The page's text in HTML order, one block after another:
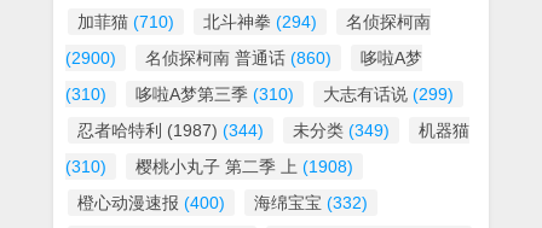
加菲猫 (710) 北斗神拳 (294)
名侦探柯南
(2900)
名侦探柯南 普通话 (860)
哆啦A梦
(310)
哆啦A梦第三季 (310) 大志有话说 (299)
忍者哈特利 (1987) (344) 未分类 (349)
机器猫
(310)
樱桃小丸子 第二季 上 (1908)
橙心动漫速报 (400) 海绵宝宝 (332)